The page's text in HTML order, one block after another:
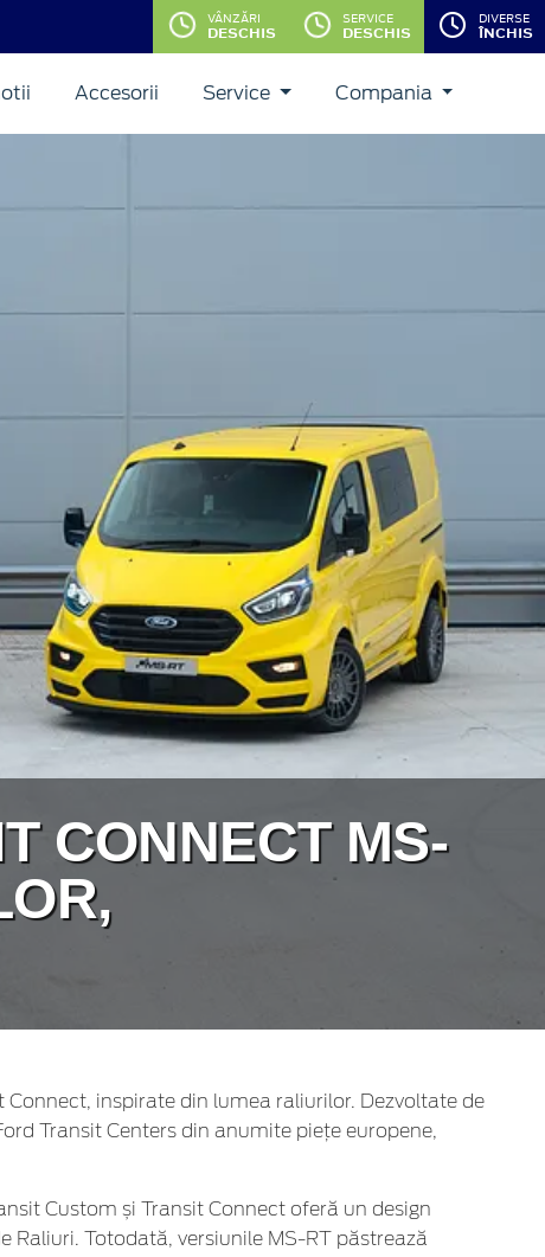
VÂNZĂRI
DESCHIS
SERVICE
DESCHIS
DIVERSE
ÎNCHIS
Accesorii Service Compania
CONNECT MS-
inspirate din lumea raliurilor. Dezvoltate de
Transit Centers din anumite piețe europene,
Custom și Transit Connect oferă un design
Totodată, versiunile MS-RT păstrează